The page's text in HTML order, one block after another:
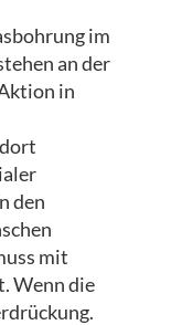
im
an der
in
den
mit
Wenn die